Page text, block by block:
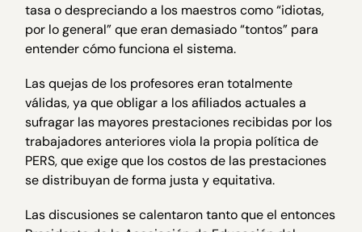
tasa o despreciando a los maestros como “idiotas,
por lo general” que eran demasiado “tontos” para
entender cómo funciona el sistema.
Las quejas de los profesores eran totalmente
válidas, ya que obligar a los afiliados actuales a
sufragar las mayores prestaciones recibidas por los
trabajadores anteriores viola la propia política de
PERS, que exige que los costos de las prestaciones
se distribuyan de forma justa y equitativa.
Las discusiones se calentaron tanto que el entonces